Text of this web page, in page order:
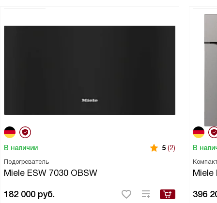
В наличии 5 (2)
Подогреватель
Miele ESW 7030 OBSW
182 000 руб.
В
Miele
396